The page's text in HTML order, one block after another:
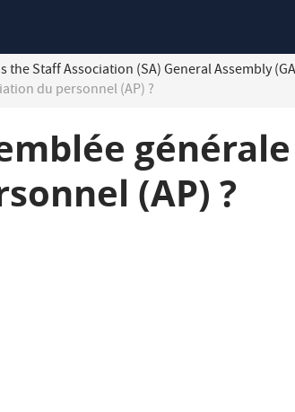
the Staff Association (SA) General Assembly
du personnel (AP) ?
générale
(AP) ?